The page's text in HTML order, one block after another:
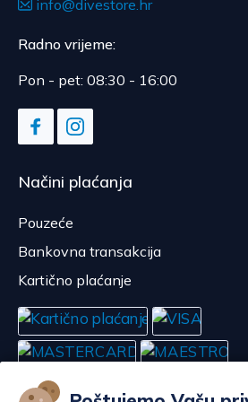
info@divestore.hr
Radno vrijeme:
Pon - pet: 08:30 - 16:00
Načini plaćanja
Pouzeće
Bankovna transakcija
Kartično plaćanje